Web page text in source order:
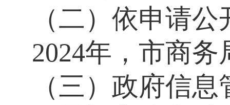
（二）依申请
2024年，市商
（三）政府信